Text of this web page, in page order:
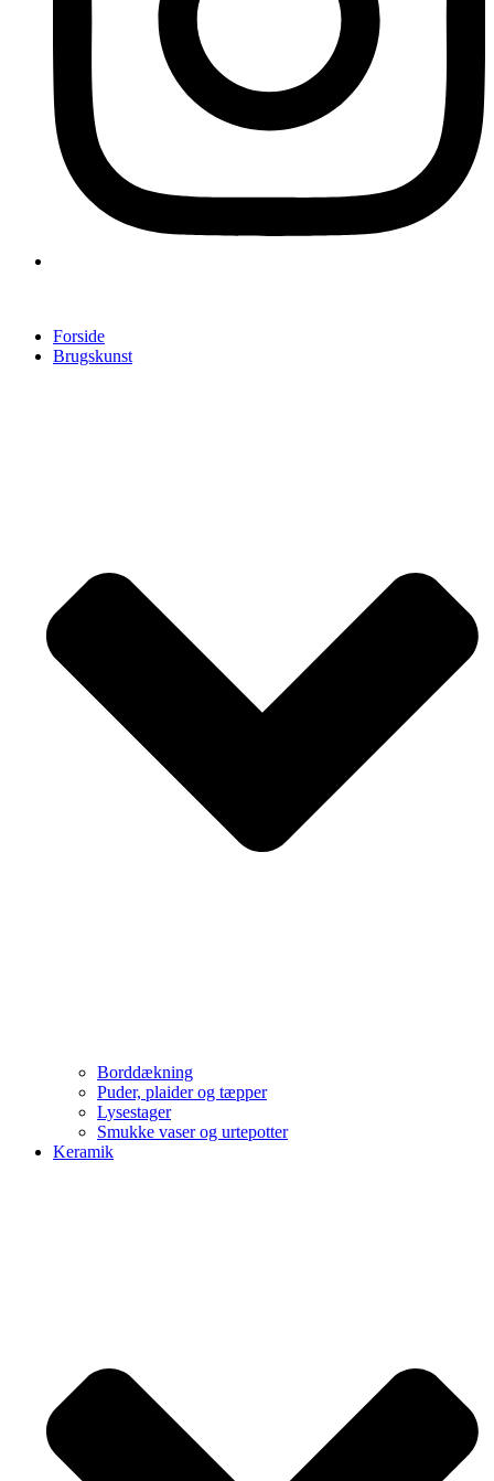
Forside
Brugskunst
Borddækning
Puder, plaider og tæpper
Lysestager
Smukke vaser og urtepotter
Keramik